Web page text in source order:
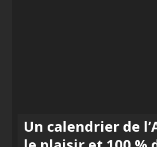
Un calendrier de